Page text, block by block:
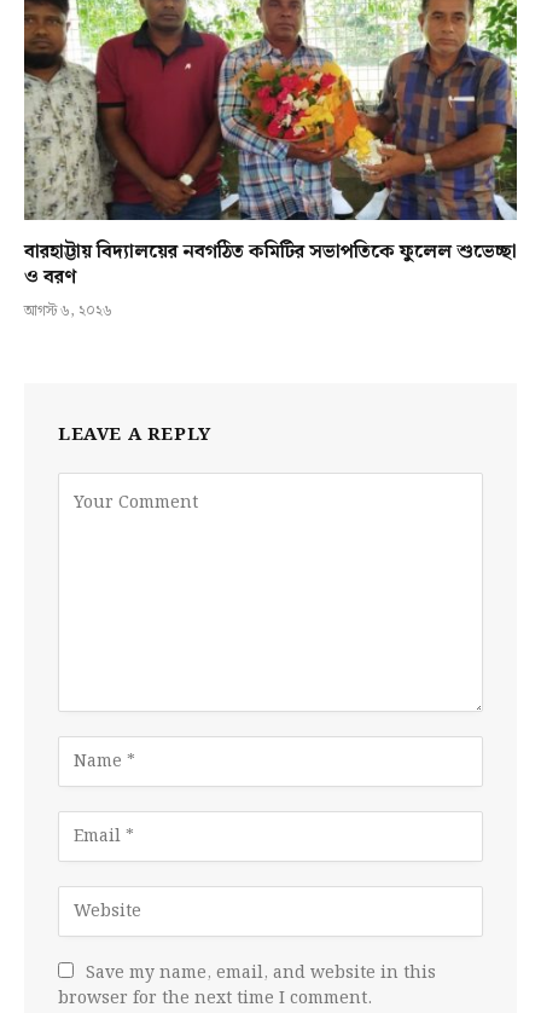
বারহাট্টায় বিদ্যালয়ের নবগঠিত কমিটির সভাপতিকে ফুলেল শুভেচ্ছা
ও বরণ
আগস্ট ৬, ২০২৬
LEAVE A REPLY
Save my name, email, and website in this
browser for the next time I comment.